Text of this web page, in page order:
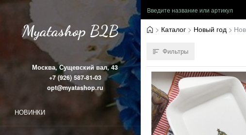
Myatashop B2B
Москва, Сущевский вал, 43
+7 (926) 587-81-03
opt@myatashop.ru
НОВИНКИ
Каталог Новый год
Фильтры